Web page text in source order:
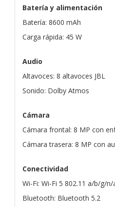
Batería y alimentación
Batería: 8600 mAh
Carga rápida: 45 W
Audio
Altavoces: 8 altavoces JBL
Sonido: Dolby Atmos
Cámara
Cámara frontal: 8 MP con
Cámara trasera: 8 MP con
Conectividad
Wi-Fi: Wi-Fi 5 802.11 a/b/g/n/
Bluetooth: Bluetooth 5.2